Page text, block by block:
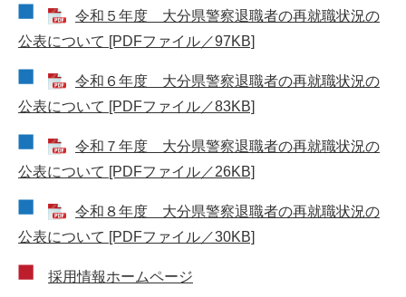
令和５年度 大分県警察退職者の再就職状況の
公表について [PDFファイル／97KB]
令和６年度 大分県警察退職者の再就職状況の
公表について [PDFファイル／83KB]
令和７年度 大分県警察退職者の再就職状況の
公表について [PDFファイル／26KB]
令和８年度 大分県警察退職者の再就職状況の
公表について [PDFファイル／30KB]
採用情報ホームページ